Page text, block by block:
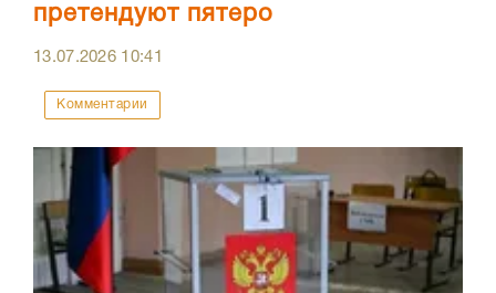
претендуют пятеро
13.07.2026 10:41
Комментарии